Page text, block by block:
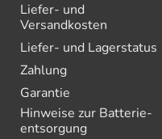
Liefer- und
Versandkosten
Liefer- und Lagerstatus
Zahlung
Garantie
Hinweise zur Batterie­
entsorgung